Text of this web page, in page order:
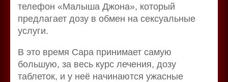
телефон «Малыша Джона», который
предлагает дозу в обмен на сексуальные
услуги.
В это время Сара принимает самую
большую, за весь курс лечения, дозу
таблеток, и у неё начинаются ужасные